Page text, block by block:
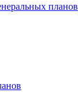
планов